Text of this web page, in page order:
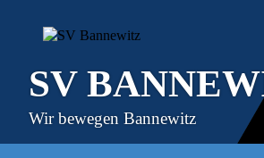
SV
Wir bewegen Bannewitz